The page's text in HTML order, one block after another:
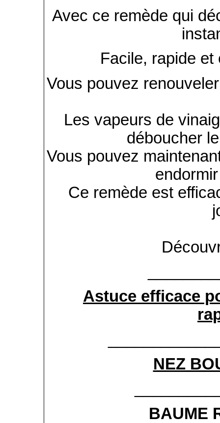
Avec ce remède qui
Facile, rapide
Vous pouvez
L es vapeurs de
déboucher
Vous pouvez
Ce remède est
Astuce efficace
NEZ
BAUME